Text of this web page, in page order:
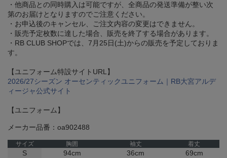
・他商品との同時購入は可能ですが、全商品の発送準備が整い次
第のお届けとなりますのでご注意ください。
・お申込後のキャンセル、ご注文内容の変更はできません。
・販売予定枚数に達した場合、販売を終了する場合があります。
・RB CLUB SHOPでは、7月25日(土)からの販売を予定しておりま
す。
【ユニフォーム特設サイトURL】
2026/27シーズン オーセンティックユニフォーム｜RB大宮アルデ
ィージャ公式サイト
【ユニフォーム】
メーカー品番：oa902488
サイズ 胸囲 袖丈 着丈
S 94cm 36cm
69cm